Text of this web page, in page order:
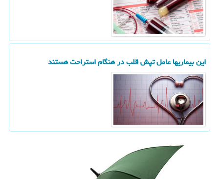
این بیماریها عامل تپش قلب در هنگام استراحت هستند